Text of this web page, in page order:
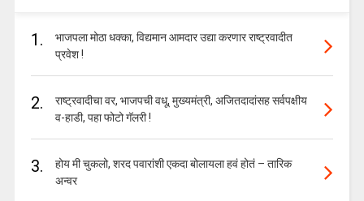
1.
भाजपला मोठा धक्का, विद्यमान आमदार उद्या करणार राष्ट्रवादीत
प्रवेश !
2.
राष्ट्रवादीचा वर, भाजपची वधू, मुख्यमंत्री, अजितदादांसह सर्वपक्षीय
व-हाडी, पहा फोटो गॅलरी !
3.
होय मी चुकलो, शरद पवारांशी एकदा बोलायला हवं होतं – तारिक
अन्वर